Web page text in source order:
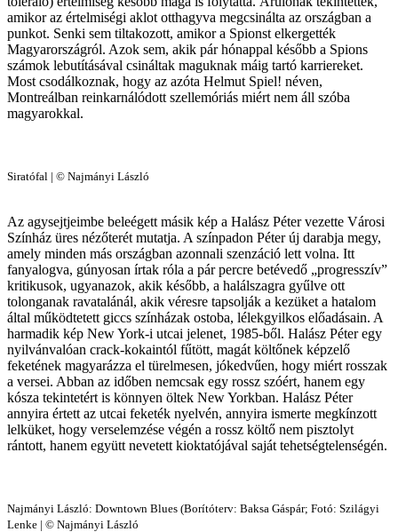
amikor az értelmiségi aklot otthagyva megcsinálta az országban a
punkot. Senki sem tiltakozott, amikor a Spionst elkergették
Magyarországról. Azok sem, akik pár hónappal később a Spions
számok lebutításával csináltak maguknak máig tartó karriereket.
Most csodálkoznak, hogy az azóta Helmut Spiel! néven,
Montreálban reinkarnálódott szellemóriás miért nem áll szóba
magyarokkal.
Siratófal | © Najmányi László
Az agysejtjeimbe beleégett másik kép a Halász Péter vezette Városi
Színház üres nézőterét mutatja. A színpadon Péter új darabja megy,
amely minden más országban azonnali szenzáció lett volna. Itt
fanyalogva, gúnyosan írtak róla a pár percre betévedő „progresszív”
kritikusok, ugyanazok, akik később, a halálszagra gyűlve ott
tolonganak ravatalánál, akik véresre tapsolják a kezüket a hatalom
által működtetett giccs színházak ostoba, lélekgyilkos előadásain. A
harmadik kép New York-i utcai jelenet, 1985-ből. Halász Péter egy
nyilvánvalóan crack-kokaintól fűtött, magát költőnek képzelő
feketének magyarázza el türelmesen, jókedvűen, hogy miért rosszak
a versei. Abban az időben nemcsak egy rossz szóért, hanem egy
kósza tekintetért is könnyen öltek New Yorkban. Halász Péter
annyira értett az utcai feketék nyelvén, annyira ismerte megkínzott
lelküket, hogy verselemzése végén a rossz költő nem pisztolyt
rántott, hanem együtt nevetett kioktatójával saját tehetségtelenségén.
Najmányi László: Downtown Blues (Borítóterv: Baksa Gáspár; Fotó: Szilágyi
Lenke | © Najmányi László